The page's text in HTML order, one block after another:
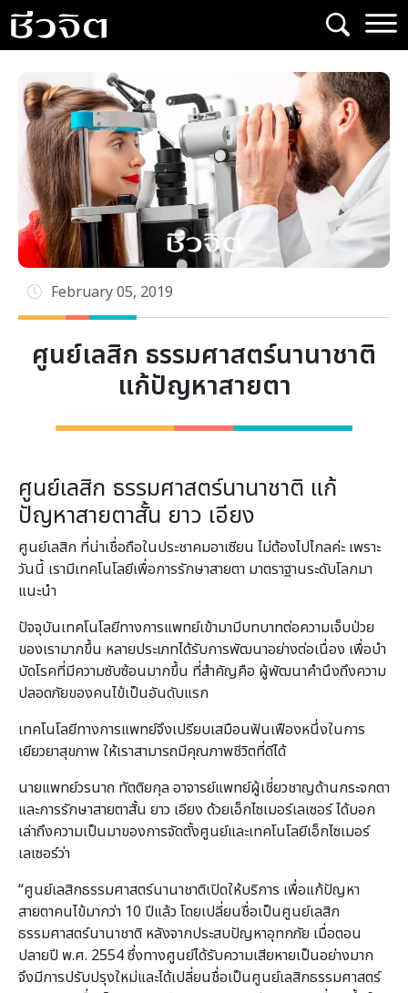
Skip
to
content
February 05, 2019
ศูนย์เลสิก ธรรมศาสตร์นานาชาติ
แก้ปัญหาสายตา
ศูนย์เลสิก ธรรมศาสตร์นานาชาติ แก้
ปัญหาสายตาสั้น ยาว เอียง
ศูนย์เลสิก ที่น่าเชื่อถือในประชาคมอาเซียน ไม่ต้องไปไกลค่ะ เพราะ
วันนี้ เรามีเทคโนโลยีเพื่อการรักษาสายตา มาตราฐานระดับโลกมา
แนะนำ
ปัจจุบันเทคโนโลยีทางการแพทย์เข้ามามีบทบาทต่อความเจ็บป่วย
ของเรามากขึ้น หลายประเภทได้รับการพัฒนาอย่างต่อเนื่อง เพื่อบํา
บัดโรคที่มีความซับซ้อนมากขึ้น ที่สําคัญคือ ผู้พัฒนาคํานึงถึงความ
ปลอดภัยของคนไข้เป็นอันดับแรก
เทคโนโลยีทางการแพทย์จึงเปรียบเสมือนฟันเฟืองหนึ่งในการ
เยียวยาสุขภาพ ให้เราสามารถมีคุณภาพชีวิตที่ดีได้
นายแพทย์วรนาถ ทัตติยกุล อาจารย์แพทย์ผู้เชี่ยวชาญด้านกระจกตา
และการรักษาสายตาสั้น ยาว เอียง ด้วยเอ็กไซเมอร์เลเซอร์ ได้บอก
เล่าถึงความเป็นมาของการจัดตั้งศูนย์และเทคโนโลยีเอ็กไซเมอร์
เลเซอร์ว่า
“ศูนย์เลสิกธรรมศาสตร์นานาชาติเปิดให้บริการ เพื่อแก้ปัญหา
สายตาคนไข้มากว่า 10 ปีแล้ว โดยเปลี่ยนชื่อเป็นศูนย์เลสิก
ธรรมศาสตร์นานาชาติ หลังจากประสบปัญหาอุทกภัย เมื่อตอน
ปลายปี พ.ศ. 2554 ซึ่งทางศูนย์ได้รับความเสียหายเป็นอย่างมาก
จึงมีการปรับปรุงใหม่และได้เปลี่ยนชื่อเป็นศูนย์เลสิกธรรมศาสตร์